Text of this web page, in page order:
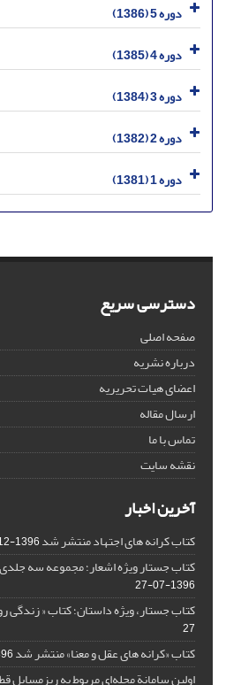
دوره 5 (1386)
دوره 4 (1385)
دوره 3 (1384)
دوره 2 (1382)
دوره 1 (1381)
دسترسی سریع
صفحه اصلی
درباره نشریه
اعضای هیات تحریریه
ارسال مقاله
تماس با ما
نقشه سایت
آخرین اخبار
کتاب کرانه های اجتهاد منتشر شد1396-12-21
کتاب جستار ویژه اشعار؛ مجموعه سه
1396-07-27
کتاب جستار، ویژه داستان؛ کتاب «
27
کتاب «کرانه های عقل و معنا» منتشر شد12
اولین سامانة مجله‌ای مربوط به